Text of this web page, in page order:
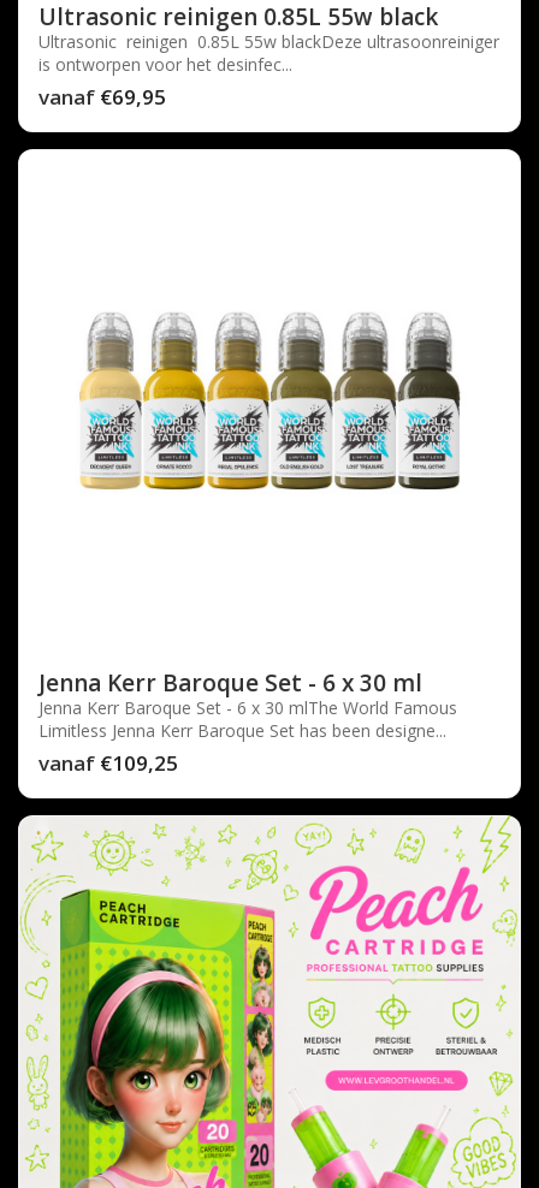
Ultrasonic reinigen 0.85L 55w black
Ultrasonic reinigen 0.85L 55w blackDeze ultrasoonreiniger
is ontworpen voor het desinfec...
vanaf €69,95
Jenna Kerr Baroque Set - 6 x 30 ml
Jenna Kerr Baroque Set - 6 x 30 mlThe World Famous
Limitless Jenna Kerr Baroque Set has been designe...
vanaf €109,25